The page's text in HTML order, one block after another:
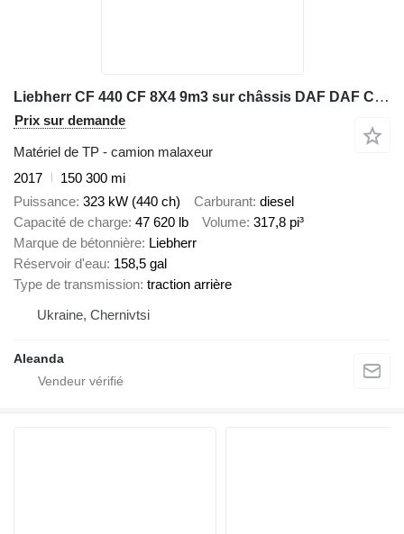
Liebherr CF 440 CF 8X4 9m3 sur châssis DAF DAF CF 440 CF 8X4 9m3
Prix sur demande
Matériel de TP - camion malaxeur
2017
150 300 mi
Puissance 323 kW (440 ch) Carburant diesel
Capacité de charge 47 620 lb Volume 317,8 pi³
Marque de bétonnière Liebherr
Réservoir d'eau 158,5 gal
Type de transmission traction arrière
Ukraine, Chernivtsi
Aleanda